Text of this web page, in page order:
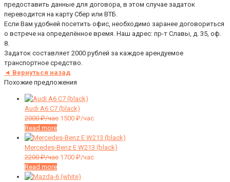
предоставить данные для договора, в этом случае задаток
переводится на карту Сбер или ВТБ.
Если Вам удобней посетить офис, необходимо заранее договориться
о встрече на определённое время. Наш адрес: пр-т Славы, д. 35, оф.
8.
Задаток составляет 2000 рублей за каждое арендуемое
транспортное средство.
◄ Вернуться назад
Похожие предложения
Audi A6 C7 (black)
2000₽/час 1500 ₽/час
Read more
Mercedes-Benz E W213 (black)
2200₽/час 1700 ₽/час
Read more